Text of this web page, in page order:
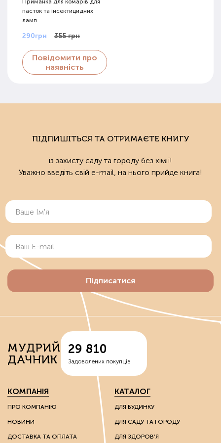
Приманка для комарів для
пасток та інсектицидних
ламп
290грн 355 грн
Повідомити про
наявність
ПІДПИШІТЬСЯ ТА ОТРИМАЄТЕ КНИГУ
із захисту саду та городу без хімії!
Уважно введіть свій e-mail, на нього прийде книга!
Підписатися
МУДРИЙ
ДАЧНИК
29 810
Задоволених покупців
КОМПАНІЯ
ПРО КОМПАНІЮ
НОВИНИ
ДОСТАВКА ТА ОПЛАТА
КАТАЛОГ
ДЛЯ БУДИНКУ
ДЛЯ САДУ ТА ГОРОДУ
ДЛЯ ЗДОРОВ'Я